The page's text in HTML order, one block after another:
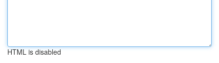
HTML is disabled